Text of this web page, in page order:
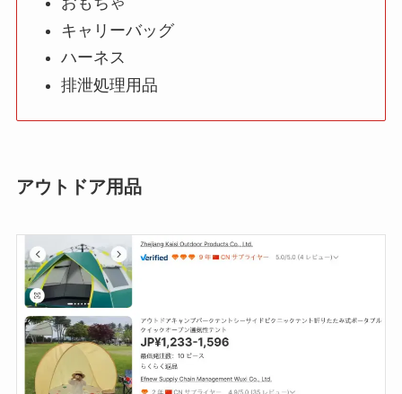
キャリーバッグ
ハーネス
排泄処理用品
アウトドア用品